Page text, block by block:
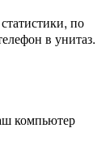
по
в унитаз.
компьютер